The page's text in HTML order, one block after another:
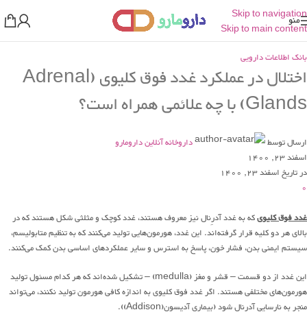
Skip to navigation
Skip to main content
منو
بانک اطلاعات دارویی
اختلال در عملکرد غدد فوق کلیوی (Adrenal
Glands) با چه علائمی همراه است؟
ارسال توسط
داروخانه آنلاین دارومارو
اسفند 23, 1400
در تاریخ اسفند 23, 1400
0
غدد فوق کلیویکه به غدد آدرِنال نیز معروف هستند، غدد کوچک و مثلثی شکل هستند که در
بالای هر دو کلیه قرار گرفته‌اند. این غدد، هورمون‌هایی تولید می‌کنند که به تنظیم متابولیسم،
سیستم ایمنی بدن، فشار خون، پاسخ به استرس و سایر عملکردهای اساسی بدن کمک می‌کنند.
این غدد از دو قسمت – قشر و مغز (medulla) – تشکیل شده‌اند که هر کدام مسئول تولید
هورمون‌های مختلفی هستند. اگر غدد فوق کلیوی به اندازه کافی هورمون تولید نکنند، می‌تواند
منجر به نارسایی آدرنال شود (بیماری آدیسون(Addison)).